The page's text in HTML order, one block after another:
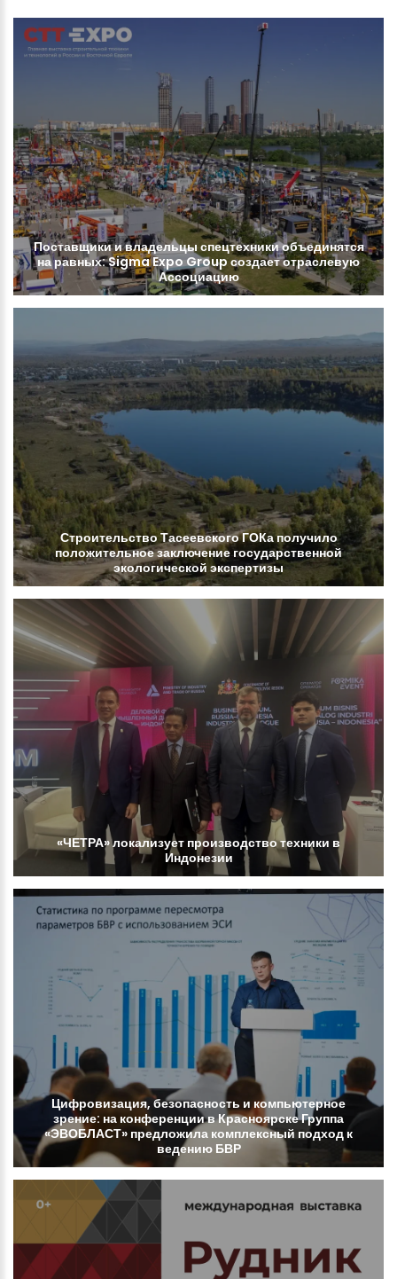
Поставщикиивладельцыспецтехникиобъединятся
наравных:SigmaExpoGroup создаетотраслевую
Ассоциацию
СтроительствоТасеевскогоГОКаполучило
положительноезаключениегосударственной
экологической экспертизы
«ЧЕТРА»локализует производствотехники в
Индонезии
Цифровизация, безопасность и компьютерное
зрение: на конференциивКрасноярскеГруппа
«ЭВОБЛАСТ» предложила комплексный подход к
ведению БВР